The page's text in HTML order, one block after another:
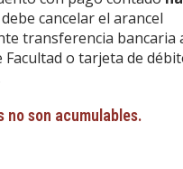
debe cancelar el arancel
transferencia bancaria
Facultad o tarjeta de
no son acumulables.